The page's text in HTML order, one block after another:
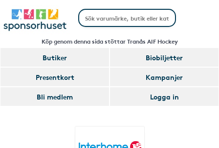
Köp genom denna sida stöttar Tranås AIF Hockey
Butiker
Biobiljetter
Presentkort
Kampanjer
Bli medlem
Logga in